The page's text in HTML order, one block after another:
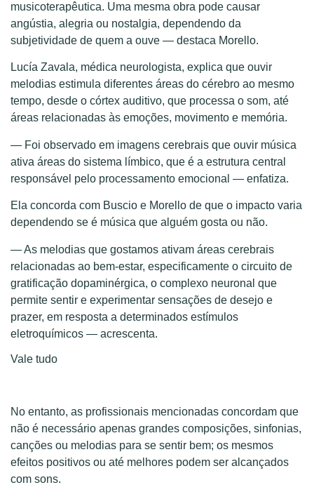
musicoterapêutica. Uma mesma obra pode causar
angústia, alegria ou nostalgia, dependendo da
subjetividade de quem a ouve — destaca Morello.
Lucía Zavala, médica neurologista, explica que ouvir
melodias estimula diferentes áreas do cérebro ao mesmo
tempo, desde o córtex auditivo, que processa o som, até
áreas relacionadas às emoções, movimento e memória.
— Foi observado em imagens cerebrais que ouvir música
ativa áreas do sistema límbico, que é a estrutura central
responsável pelo processamento emocional — enfatiza.
Ela concorda com Buscio e Morello de que o impacto varia
dependendo se é música que alguém gosta ou não.
— As melodias que gostamos ativam áreas cerebrais
relacionadas ao bem-estar, especificamente o circuito de
gratificação dopaminérgica, o complexo neuronal que
permite sentir e experimentar sensações de desejo e
prazer, em resposta a determinados estímulos
eletroquímicos — acrescenta.
Vale tudo
No entanto, as profissionais mencionadas concordam que
não é necessário apenas grandes composições, sinfonias,
canções ou melodias para se sentir bem; os mesmos
efeitos positivos ou até melhores podem ser alcançados
com sons.